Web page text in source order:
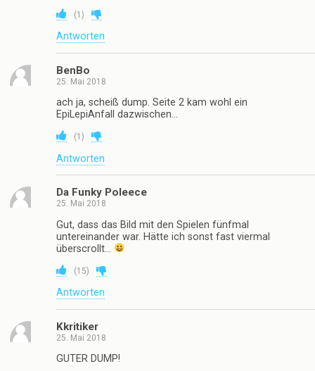
(1 )
Antworten
BenBo
25. Mai 2018
ach ja, scheiß dump. Seite 2 kam wohl ein
EpiLepiAnfall dazwischen…
(1 )
Antworten
Da Funky Poleece
25. Mai 2018
Gut, dass das Bild mit den Spielen fünfmal
untereinander war. Hätte ich sonst fast viermal
überscrollt…
(15)
Antworten
Kkritiker
25. Mai 2018
GUTER DUMP!